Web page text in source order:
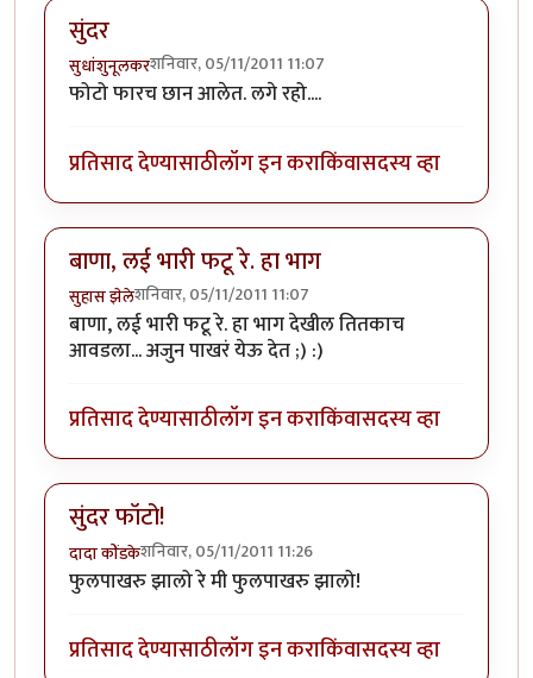
सुंदर
सुधांशुनूलकरशनिवार, 05/11/2011 11:07
फोटो फारच छान आलेत. लगे रहो....
प्रतिसाद देण्यासाठीलॉग इन कराकिंवासदस्य व्हा
बाणा, लई भारी फटू रे. हा भाग
सुहास झेलेशनिवार, 05/11/2011 11:07
बाणा, लई भारी फटू रे. हा भाग देखील तितकाच
आवडला... अजुन पाखरं येऊ देत ;) :)
प्रतिसाद देण्यासाठीलॉग इन कराकिंवासदस्य व्हा
सुंदर फॉटो!
दादा कोंडकेशनिवार, 05/11/2011 11:26
फुलपाखरु झालो रे मी फुलपाखरु झालो!
प्रतिसाद देण्यासाठीलॉग इन कराकिंवासदस्य व्हा